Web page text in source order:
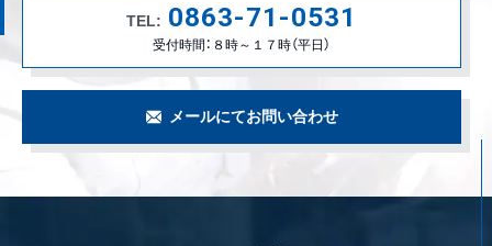
TEL: 0863-71-0531
受付時間：８時～１７時（平日）
メールにてお問い合わせ